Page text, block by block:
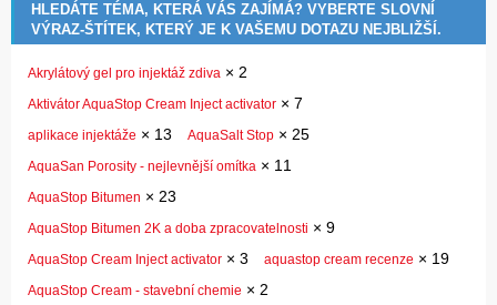
HLEDÁTE TÉMA, KTERÁ VÁS ZAJÍMÁ? VYBERTE SLOVNÍ
VÝRAZ-ŠTÍTEK, KTERÝ JE K VAŠEMU DOTAZU NEJBLIŽŠÍ.
Akrylátový gel pro injektáž zdiva × 2
Aktivátor AquaStop Cream Inject activator × 7
aplikace injektáže × 13 AquaSalt Stop × 25
AquaSan Porosity - nejlevnější omítka × 11
AquaStop Bitumen × 23
AquaStop Bitumen 2K a doba zpracovatelnosti × 9
AquaStop Cream Inject activator × 3 aquastop cream recenze × 19
AquaStop Cream - stavební chemie × 2